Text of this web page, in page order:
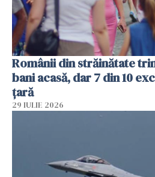
Românii din străinătate
bani acasă, dar 7 din 10
țară
29 IULIE 2026